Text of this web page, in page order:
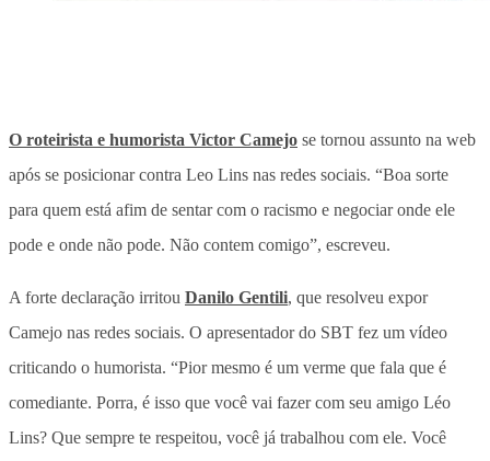
O roteirista e humorista Victor Camejo se tornou assunto na web
após se posicionar contra Leo Lins nas redes sociais. “Boa sorte
para quem está afim de sentar com o racismo e negociar onde ele
pode e onde não pode. Não contem comigo”, escreveu.
A forte declaração irritou Danilo Gentili, que resolveu expor
Camejo nas redes sociais. O apresentador do SBT fez um vídeo
criticando o humorista. “Pior mesmo é um verme que fala que é
comediante. Porra, é isso que você vai fazer com seu amigo Léo
Lins? Que sempre te respeitou, você já trabalhou com ele. Você